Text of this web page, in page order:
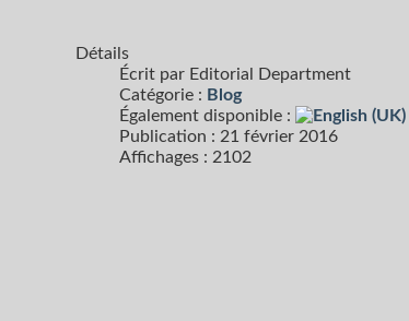
Détails
Écrit par Editorial Department
Catégorie : Blog
Également disponible :
Publication : 21 février 2016
Affichages : 2102